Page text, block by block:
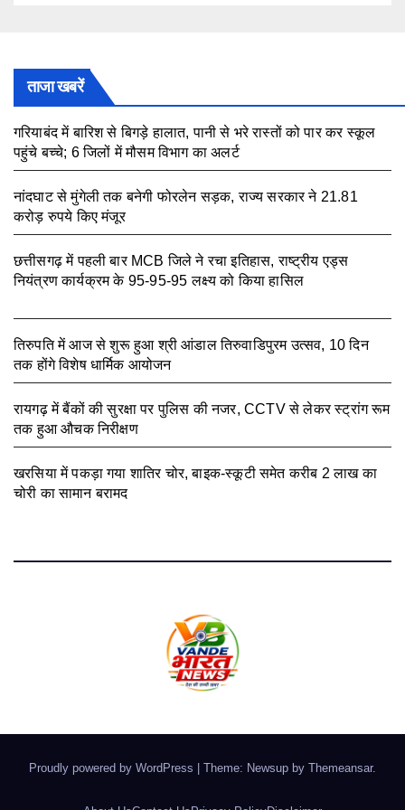
ताजा खबरें
गरियाबंद में बारिश से बिगड़े हालात, पानी से भरे रास्तों को पार कर स्कूल
पहुंचे बच्चे; 6 जिलों में मौसम विभाग का अलर्ट
नांदघाट से मुंगेली तक बनेगी फोरलेन सड़क, राज्य सरकार ने 21.81
करोड़ रुपये किए मंजूर
छत्तीसगढ़ में पहली बार MCB जिले ने रचा इतिहास, राष्ट्रीय एड्स
नियंत्रण कार्यक्रम के 95-95-95 लक्ष्य को किया हासिल
तिरुपति में आज से शुरू हुआ श्री आंडाल तिरुवाडिपुरम उत्सव, 10 दिन
तक होंगे विशेष धार्मिक आयोजन
रायगढ़ में बैंकों की सुरक्षा पर पुलिस की नजर, CCTV से लेकर स्ट्रांग रूम
तक हुआ औचक निरीक्षण
खरसिया में पकड़ा गया शातिर चोर, बाइक-स्कूटी समेत करीब 2 लाख का
चोरी का सामान बरामद
Proudly powered by WordPress Theme: Newsup by Themeansar.